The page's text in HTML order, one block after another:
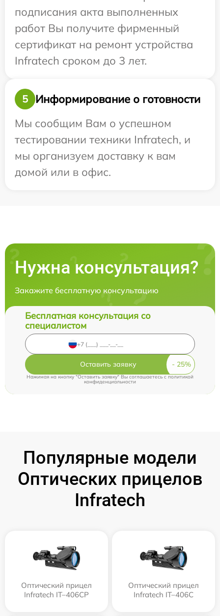
подписания акта выполненных
работ Вы получите фирменный
сертификат на ремонт устройства
Infratech сроком до 3 лет.
5
Информирование о готовности
Мы сообщим Вам о успешном
тестировании техники Infratech, и
мы организуем доставку к вам
домой или в офис.
Нужна консультация?
Закажите бесплатную консультацию
Бесплатная консультация со
специалистом
Оставить заявку
Нажимая на кнопку "Оставить заявку" Вы соглашаетесь c политикой
конфиденциальности
Популярные модели
Оптических прицелов
Infratech
Оптический прицел
Infratech IT–406СP
Оптический прицел
Infratech IT–406С